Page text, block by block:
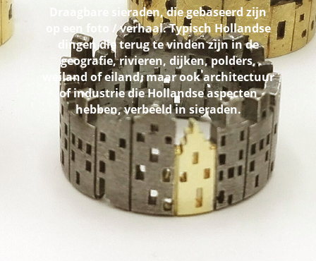
Draagbare sieraden, die gebaseerd zijn
op een foto / verhaal. Typisch Hollandse
dingen die terug te vinden zijn in de
geografie, rivieren, dijken, polders,
weiland of eiland, maar ook architectuur
of industrie die Hollandse aspecten
hebben, verbeeld in sieraden.